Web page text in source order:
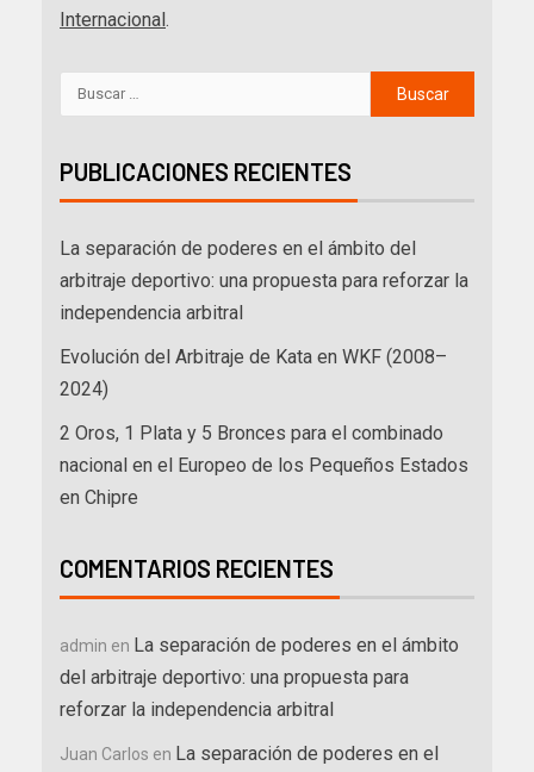
Internacional
PUBLICACIONES RECIENTES
La separación de poderes en el ámbito del
arbitraje deportivo: una propuesta para reforzar la
independencia arbitral
Evolución del Arbitraje de Kata en WKF (2008–
2024)
2 Oros, 1 Plata y 5 Bronces para el combinado
nacional en el Europeo de los Pequeños Estados
en Chipre
COMENTARIOS RECIENTES
admin en La separación de poderes en el ámbito
del arbitraje deportivo: una propuesta para
reforzar la independencia arbitral
Juan Carlos en La separación de poderes en el